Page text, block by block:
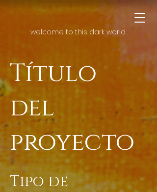
welcome to this dark world .
Título
del
proyecto
Tipo de